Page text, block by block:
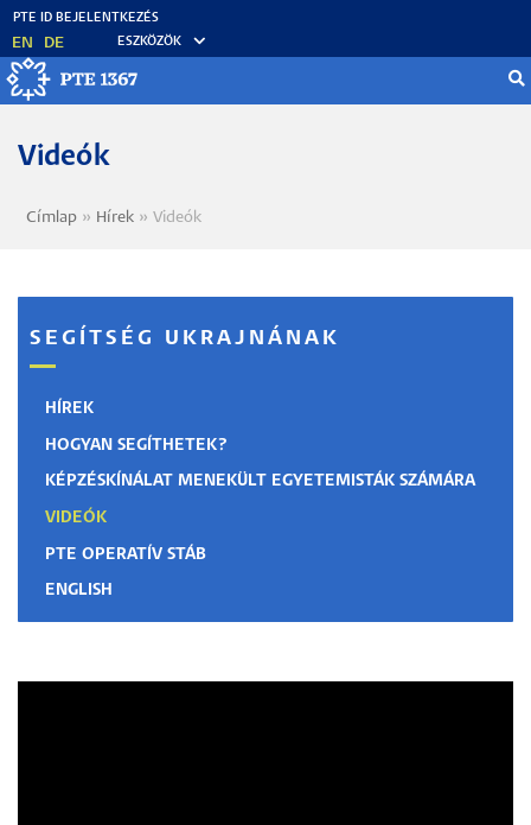
Ugrás
tartalomra
EN DE ESZKÖZÖK
Videók
Morzsa
Címlap Hírek Videók
SEGÍTSÉG UKRAJNÁNAK
HÍREK
HOGYAN SEGÍTHETEK?
KÉPZÉSKÍNÁLAT MENEKÜLT EGYETEMISTÁK SZÁMÁRA
VIDEÓK
PTE OPERATÍV STÁB
ENGLISH